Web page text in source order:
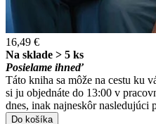
16,49 €
Na sklade > 5 ks
Posielame ihneď
Táto kniha sa môže na cestu ku
si ju objednáte do 13:00 v
dnes, inak najneskôr nasledujúci
Do košíka